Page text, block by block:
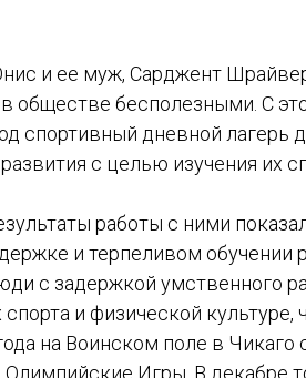
и ее муж, Сарджент
обществе бесполезными. С
спортивный дневной лагерь
с целью изучения их
работы с ними
и терпеливом обучении
с задержкой умственного
и физической культуре,
на Воинском поле в
Игры. В декабре